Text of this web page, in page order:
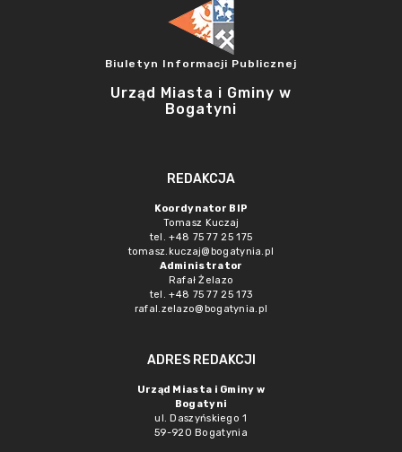
Biuletyn Informacji Publicznej
Urząd Miasta i Gminy w
Bogatyni
REDAKCJA
Koordynator BIP
Tomasz Kuczaj
tel. +48 75 77 25 175
tomasz.kuczaj@bogatynia.pl
Administrator
Rafał Żelazo
tel. +48 75 77 25 173
rafal.zelazo@bogatynia.pl
ADRES REDAKCJI
Urząd Miasta i Gminy w
Bogatyni
ul. Daszyńskiego 1
59-920 Bogatynia